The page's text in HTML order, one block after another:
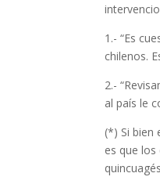
1.- “Es
chilenos.
2.-
al país le
(*) Si bien
es que